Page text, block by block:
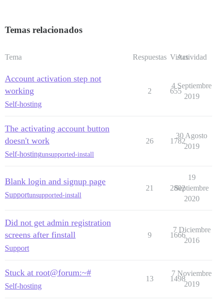
Temas relacionados
Tema Respuestas Vistas
Actividad
Account activation step not
working
Self-hosting
2 655
4 Septiembre
2019
The activating account button
doesn't work
Self-hostingunsupported-install
26 1782
30 Agosto
2019
Blank login and signup page
Supportunsupported-install
21 2802
19
Septiembre
2020
Did not get admin registration
screens after finstall
Support
9 1666
7 Diciembre
2016
Stuck at root@forum:~#
Self-hosting
13 1498
7 Noviembre
2019